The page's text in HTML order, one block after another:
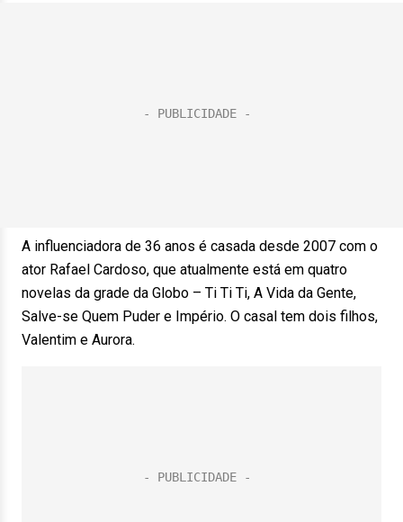
A influenciadora de 36 anos é casada desde 2007 com o
ator Rafael Cardoso, que atualmente está em quatro
novelas da grade da Globo – Ti Ti Ti, A Vida da Gente,
Salve-se Quem Puder e Império. O casal tem dois filhos,
Valentim e Aurora.